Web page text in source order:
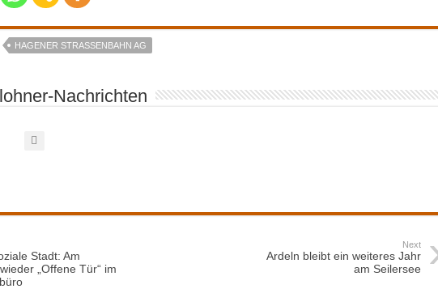
HAGENER STRASSENBAHN AG
Nachrichten
Stadt: Am
„Offene Tür“ im
Next
Ardeln bleibt ein weiteres Jahr
am Seilersee